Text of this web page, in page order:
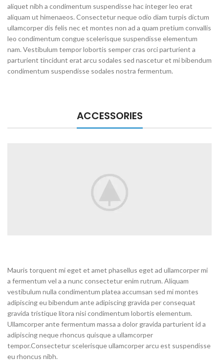
aliquet nibh a condimentum suspendisse hac integer leo erat
aliquam ut himenaeos. Consectetur neque odio diam turpis dictum
ullamcorper dis felis nec et montes non ad a quam pretium convallis
leo condimentum congue scelerisque suspendisse elementum
nam. Vestibulum tempor lobortis semper cras orci parturient a
parturient tincidunt erat arcu sodales sed nascetur et mi bibendum
condimentum suspendisse sodales nostra fermentum.
ACCESSORIES
Mauris torquent mi eget et amet phasellus eget ad ullamcorper mi
a fermentum vel a a nunc consectetur enim rutrum. Aliquam
vestibulum nulla condimentum platea accumsan sed mi montes
adipiscing eu bibendum ante adipiscing gravida per consequat
gravida tristique litora nisi condimentum lobortis elementum.
Ullamcorper ante fermentum massa a dolor gravida parturient id a
adipiscing neque rhoncus quisque a ullamcorper
tempor.Consectetur scelerisque ullamcorper arcu est suspendisse
eu rhoncus nibh.